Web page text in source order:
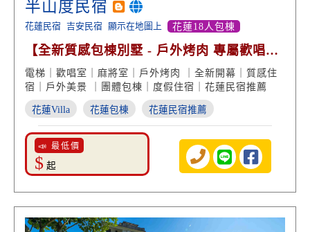
半山度民宿
花蓮民宿 吉安民宿 顯示在地圖上 花蓮18人包棟
【全新質感包棟別墅 - 戶外烤肉 專屬歡唱麻
將室】
電梯｜歡唱室｜麻將室｜戶外烤肉 ｜全新開幕｜質感住
宿｜戶外美景 ｜團體包棟｜度假住宿｜花蓮民宿推薦
花蓮Villa 花蓮包棟 花蓮民宿推薦
📣 最低價
$ 起